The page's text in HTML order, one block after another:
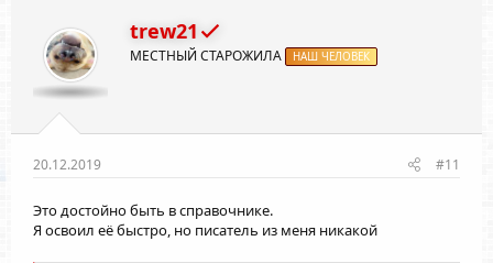
и
:
trew21
МЕСТНЫЙ СТАРОЖИЛА НАШ ЧЕЛОВЕК
20.12.2019 #11
Это достойно быть в справочнике.
Я освоил её быстро, но писатель из меня никакой